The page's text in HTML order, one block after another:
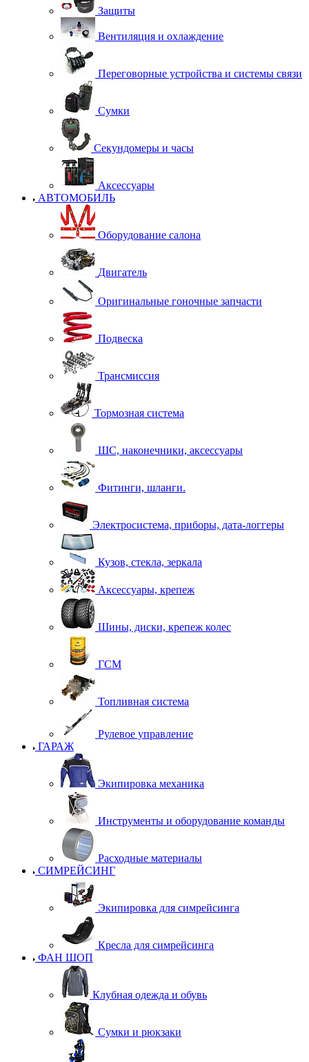
Защиты
Вентиляция и охлаждение
Переговорные устройства и системы связи
Сумки
Секундомеры и часы
Аксессуары
АВТОМОБИЛЬ
Оборудование салона
Двигатель
Оригинальные гоночные запчасти
Подвеска
Трансмиссия
Тормозная система
ШС, наконечники, аксессуары
Фитинги, шланги.
Электросистема, приборы, дата-логгеры
Кузов, стекла, зеркала
Аксессуары, крепеж
Шины, диски, крепеж колес
ГСМ
Топливная система
Рулевое управление
ГАРАЖ
Экипировка механика
Инструменты и оборудование команды
Расходные материалы
СИМРЕЙСИНГ
Экипировка для симрейсинга
Кресла для симрейсинга
ФАН ШОП
Клубная одежда и обувь
Сумки и рюкзаки